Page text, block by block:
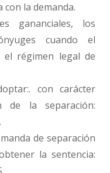
con la demanda.
gananciales, los
cuando el
régimen legal de
con carácter
la separación:
de separación
la sentencia: